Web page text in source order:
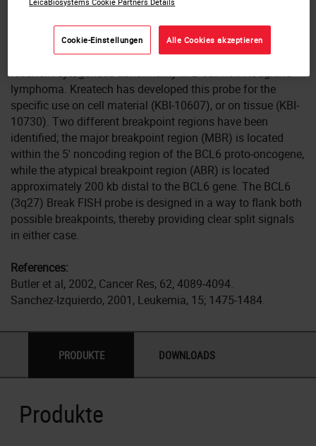
RUO - BCL6 Break (3q27)
Chromosomal translocations involving band 3q27 with
various different partner chromosomes represent a
recurrent cytogenetic abnormality in B-cell non-Hodgkin's
lymphoma. Kreatech has developed this probe for the
specific use on cell material (KBI-10607), or on tissue (KBI-
10730). Two different breakpoint regions have been
identified; the major breakpoint region (MBR) is located
within the 5' noncoding region of the BCL6 proto-oncogene,
while the atypical breakpoint region (ABR) is located
approximately 200 kb distal to the BCL6 gene. The BCL6
(3q27) Break FISH probe is designed in a way to flank both
possible breakpoints, thereby providing clear split signals
in either case.
References:
Butler et al, 2002, Cancer Res, 62; 4089-4094.
Sanchez-Izquierdo, 2001, Leukemia, 15; 1475-1484.
PRODUKTE DOWNLOADS
Produkte
LeicaBiosystems Cookie Partners Details
Cookie-Einstellungen Alle Cookies akzeptieren